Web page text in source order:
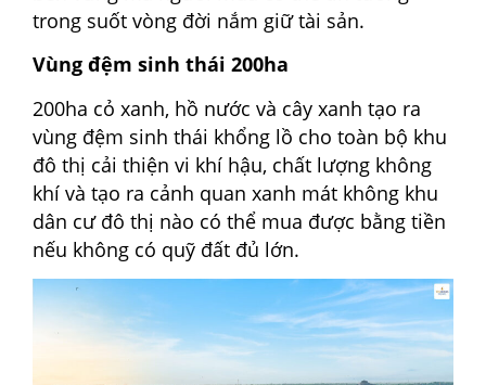
trong suốt vòng đời nắm giữ tài sản.
Vùng đệm sinh thái 200ha
200ha cỏ xanh, hồ nước và cây xanh tạo ra
vùng đệm sinh thái khổng lồ cho toàn bộ khu
đô thị cải thiện vi khí hậu, chất lượng không
khí và tạo ra cảnh quan xanh mát không khu
dân cư đô thị nào có thể mua được bằng tiền
nếu không có quỹ đất đủ lớn.